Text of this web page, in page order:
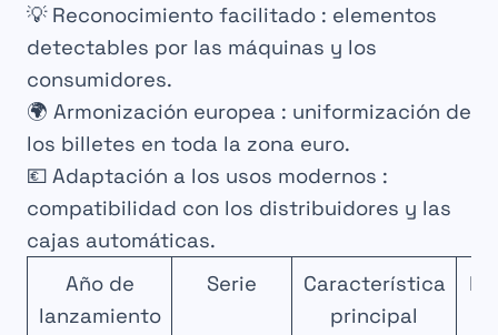
💡 Reconocimiento facilitado : elementos
detectables por las máquinas y los
consumidores.
🌍 Armonización europea : uniformización de
los billetes en toda la zona euro.
💶 Adaptación a los usos modernos :
compatibilidad con los distribuidores y las
cajas automáticas.
Año de
lanzamiento
Serie
Característica
principal